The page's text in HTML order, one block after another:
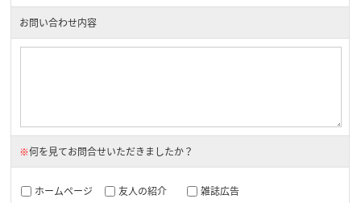
お問い合わせ内容
※何を見てお問合せいただきましたか？
ホームページ 友人の紹介
雑誌広告